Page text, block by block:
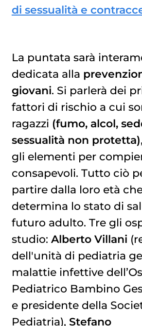
di sessualità e
La puntata sarà
dedicata alla
giovani. Si parlerà dei
fattori di rischio a cui
ragazzi (fumo, alcol,
sessualità non protetta)
gli elementi per
consapevoli. Tutto ciò
partire dalla loro età
determina lo stato di
futuro adulto. Tre gli
studio: Alberto Villani
dell'unità di pediatria
malattie infettive
Pediatrico Bambino
e presidente della
Pediatria), Stefano